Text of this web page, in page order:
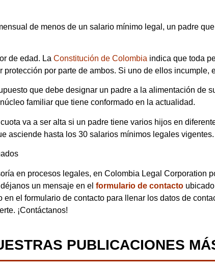
de menos de un salario mínimo legal, un padre
de edad. La Constitución de Colombia indica que toda
protección por parte de ambos. Si uno de ellos
que debe designar un padre a la alimentación de
familiar que tiene conformado en la actualidad.
va a ser alta si un padre tiene varios hijos en
asciende hasta los 30 salarios mínimos legales vigentes.
en procesos legales, en Colombia Legal Corporation
déjanos un mensaje en el formulario de contacto
en el formulario de contacto para llenar los datos de
¡Contáctanos!
PUBLICACIONES